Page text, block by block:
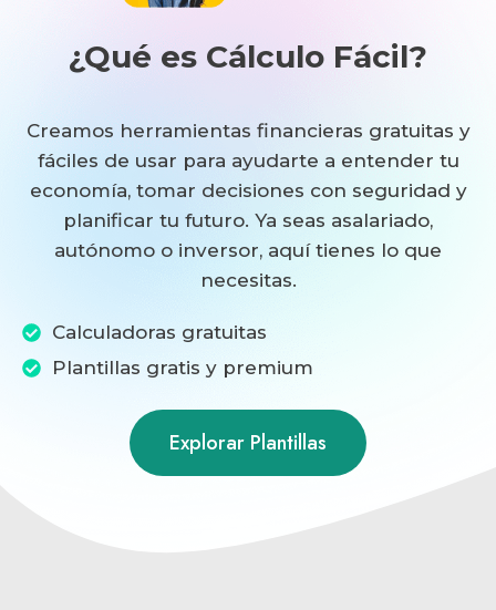
¿Qué es Cálculo Fácil?​
Creamos herramientas financieras gratuitas y
fáciles de usar para ayudarte a entender tu
economía, tomar decisiones con seguridad y
planificar tu futuro. Ya seas asalariado,
autónomo o inversor, aquí tienes lo que
necesitas.
Calculadoras gratuitas
Plantillas gratis y premium
Explorar Plantillas